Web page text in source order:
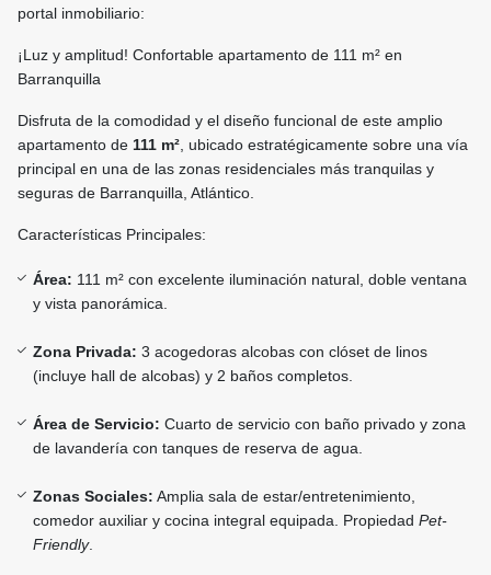
portal inmobiliario:
¡Luz y amplitud! Confortable apartamento de 111 m² en
Barranquilla
Disfruta de la comodidad y el diseño funcional de este amplio
apartamento de 111 m², ubicado estratégicamente sobre una vía
principal en una de las zonas residenciales más tranquilas y
seguras de Barranquilla, Atlántico.
Características Principales:
Área: 111 m² con excelente iluminación natural, doble ventana
y vista panorámica.
Zona Privada: 3 acogedoras alcobas con clóset de linos
(incluye hall de alcobas) y 2 baños completos.
Área de Servicio: Cuarto de servicio con baño privado y zona
de lavandería con tanques de reserva de agua.
Zonas Sociales: Amplia sala de estar/entretenimiento,
comedor auxiliar y cocina integral equipada. Propiedad Pet-
Friendly.